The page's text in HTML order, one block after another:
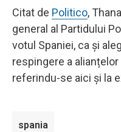
Citat de Politico,
general al Partidului
votul Spaniei, ca și
respingere a
referindu-se aici și la
spania